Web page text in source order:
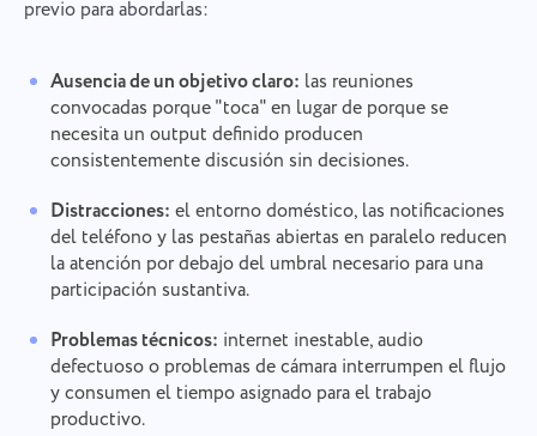
previo para abordarlas:
Ausencia de un objetivo claro: las reuniones
convocadas porque "toca" en lugar de porque se
necesita un output definido producen
consistentemente discusión sin decisiones.
Distracciones: el entorno doméstico, las notificaciones
del teléfono y las pestañas abiertas en paralelo reducen
la atención por debajo del umbral necesario para una
participación sustantiva.
Problemas técnicos: internet inestable, audio
defectuoso o problemas de cámara interrumpen el flujo
y consumen el tiempo asignado para el trabajo
productivo.